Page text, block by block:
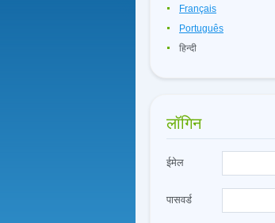
Français
Português
हिन्दी
लॉगिन
ईमेल
पासवर्ड